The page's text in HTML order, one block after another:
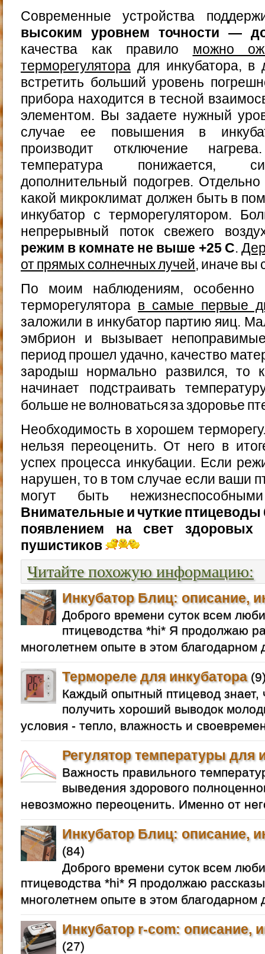
Современные устройства
высоким уровнем точности —
качества как правило можно
терморегулятора для инкубатора, в
встретить больший уровень
прибора находится в тесной
элементом. Вы задаете нужный
случае ее повышения в
производит отключение
температура понижается,
дополнительный подогрев.
какой микроклимат должен быть в
инкубатор с терморегулятором.
непрерывный поток свежего
режим в комнате не выше +25 С.
от прямых солнечных лучей, иначе вы
По моим наблюдениям, особенно
терморегулятора в самые первые
заложили в инкубатор партию яиц.
эмбрион и вызывает
период прошел удачно, качество
зародыш нормально развился, то
начинает подстраивать
больше не волноваться за здоровье
Необходимость в хорошем
нельзя переоценить. От него в
успех процесса инкубации. Если
нарушен, то в том случае если ваши
могут быть
Внимательные и чуткие птицеводы
появлением на свет здоровых
пушистиков
Читайте похожую информацию:
Инкубатор Блиц: описание,
Доброго времени суток всем
птицеводства *hi* Я продолжаю
многолетнем опыте в этом
Термореле для инкубатора
Каждый опытный птицевод знает,
получить хороший выводок
условия - тепло, влажность и
Регулятор температуры для
Важность правильного
выведения здорового
невозможно переоценить. Именно от
Инкубатор Блиц: описание,
(84)
Доброго времени суток всем
птицеводства *hi* Я продолжаю
многолетнем опыте в этом
Инкубатор r-com: описание,
(27)